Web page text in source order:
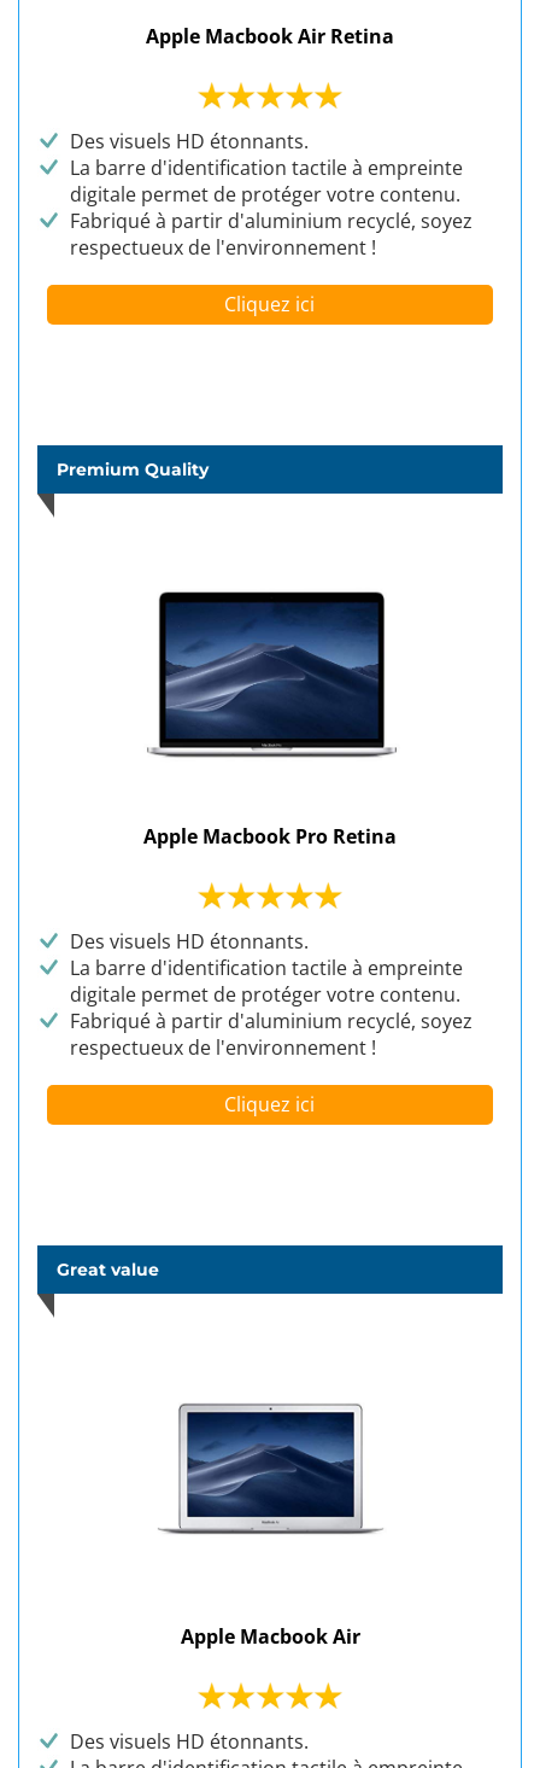
Apple Macbook Air Retina
Des visuels HD étonnants.
La barre d'identification tactile à empreinte
digitale permet de protéger votre contenu.
Fabriqué à partir d'aluminium recyclé, soyez
respectueux de l'environnement !
Cliquez ici
Premium Quality
Apple Macbook Pro Retina
Des visuels HD étonnants.
La barre d'identification tactile à empreinte
digitale permet de protéger votre contenu.
Fabriqué à partir d'aluminium recyclé, soyez
respectueux de l'environnement !
Cliquez ici
Great value
Apple Macbook Air
Des visuels HD étonnants.